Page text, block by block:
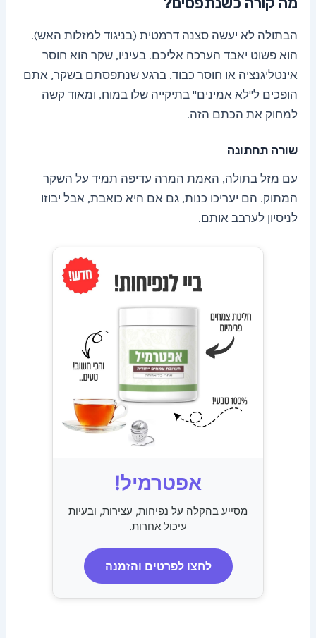
הבתולה לא יעשה סצנה דרמטית (בניגוד למזלות האש).
הוא פשוט יאבד הערכה אליכם. בעיניו, שקר הוא חוסר
אינטליגנציה או חוסר כבוד. ברגע שנתפסתם בשקר, אתם
הופכים ל"לא אמינים" בתיקייה שלו במוח, ומאוד קשה
למחוק את הכתם הזה.
שורה תחתונה
עם מזל בתולה, האמת המרה עדיפה תמיד על השקר
המתוק. הם יעריכו כנות, גם אם היא כואבת, אבל יבוזו
לניסיון לערבב אותם.
אפטרמיל!
מסייע בהקלה על נפיחות, עצירות, ובעיות
עיכול אחרות.
לחצו לפרטים והזמנה